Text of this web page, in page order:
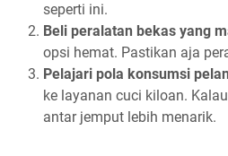
seperti ini.
Beli peralatan bekas yang
opsi hemat. Pastikan aja
Pelajari pola konsumsi
ke layanan cuci kiloan.
antar jemput lebih menarik.